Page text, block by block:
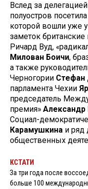
Вслед за
полуостров
которой вошли уже
заметок британские
Ричард Вуд,
Милован Боичи,
а также
Черногории Стефан
парламента Чехии
председатель
премия» Александр
Соци­ал-
Карамушкина и ряд
общественных
КСТАТИ
За три года после
больше 100